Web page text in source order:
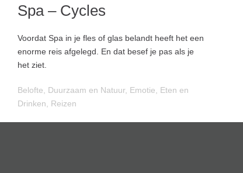
Spa – Cycles
Voordat Spa in je fles of glas belandt heeft het een
enorme reis afgelegd. En dat besef je pas als je
het ziet.
Belofte Duurzaam en Natuur, Emotie
Eten en
Drinken
Reizen